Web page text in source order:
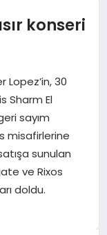
konseri
30
Sharm El
sayım
misafirlerine
sunulan
ve Rixos
doldu.